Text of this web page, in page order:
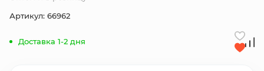
Артикул: 66962
Доставка 1-2 дня